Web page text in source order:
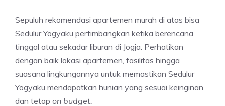
Sepuluh rekomendasi apartemen murah di atas bisa
Sedulur Yogyaku pertimbangkan ketika berencana
tinggal atau sekadar liburan di Jogja. Perhatikan
dengan baik lokasi apartemen, fasilitas hingga
suasana lingkungannya untuk memastikan Sedulur
Yogyaku mendapatkan hunian yang sesuai keinginan
dan tetap on budget.